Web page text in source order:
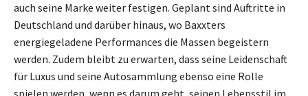
auch seine Marke weiter festigen. Geplant sind Auftritte in
Deutschland und darüber hinaus, wo Baxxters
energiegeladene Performances die Massen begeistern
werden. Zudem bleibt zu erwarten, dass seine Leidenschaft
für Luxus und seine Autosammlung ebenso eine Rolle